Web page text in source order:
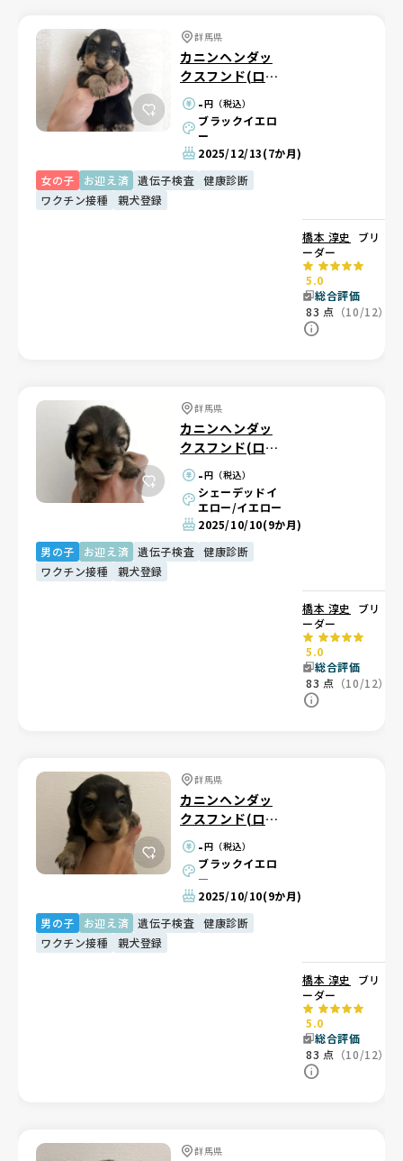
群馬県
カニンヘンダッ
クスフンド(ロン
グ) -円（税込）
ブラックイエロ
ー
2025/12/13(7か月)
女の子
お迎え済 遺伝子検査
健康診断
ワクチン接種
親犬登録
橋本 淳史
ブリ
ーダー
5.0
総合評価
83 点 （10/12）
群馬県
カニンヘンダッ
クスフンド(ロン
グ) -円（税込）
シェーデッドイ
エロー/イエロー
2025/10/10(9か月)
男の子
お迎え済 遺伝子検査
健康診断
ワクチン接種
親犬登録
橋本 淳史
ブリ
ーダー
5.0
総合評価
83 点 （10/12）
群馬県
カニンヘンダッ
クスフンド(ロン
グ) -円（税込）
ブラックイエロ
―
2025/10/10(9か月)
男の子
お迎え済 遺伝子検査
健康診断
ワクチン接種
親犬登録
橋本 淳史
ブリ
ーダー
5.0
総合評価
83 点 （10/12）
群馬県